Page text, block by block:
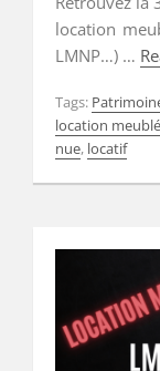
location
LMNP…) …
Tags:
location
nue, locatif